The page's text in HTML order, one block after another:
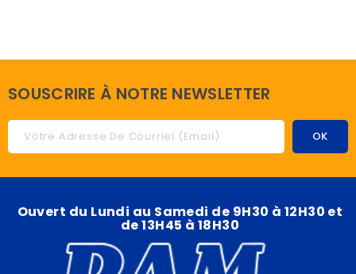
SOUSCRIRE À NOTRE NEWSLETTER
Ouvert du Lundi au Samedi de 9H30 à 12H30 et
de 13H45 à 18H30